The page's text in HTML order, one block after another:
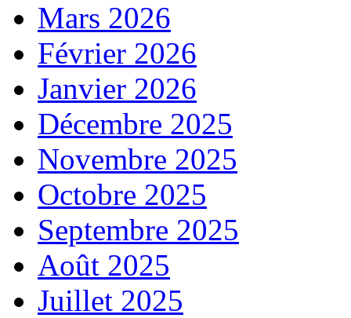
Mars 2026
Février 2026
Janvier 2026
Décembre 2025
Novembre 2025
Octobre 2025
Septembre 2025
Août 2025
Juillet 2025